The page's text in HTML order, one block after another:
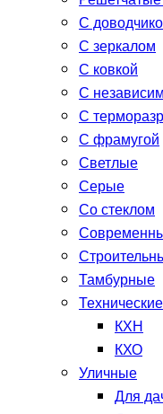
С
С зеркалом
С ковкой
С
С
С фрамугой
Светлые
Серые
Со стеклом
Тамбурные
Технические
КХН
КХО
Уличные
Для